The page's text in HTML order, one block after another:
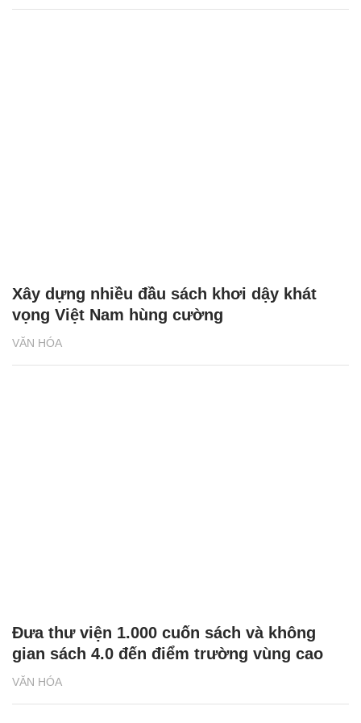
VĂN HÓA
Xây dựng nhiều đầu sách khơi dậy khát
vọng Việt Nam hùng cường
VĂN HÓA
Đưa thư viện 1.000 cuốn sách và không
gian sách 4.0 đến điểm trường vùng cao